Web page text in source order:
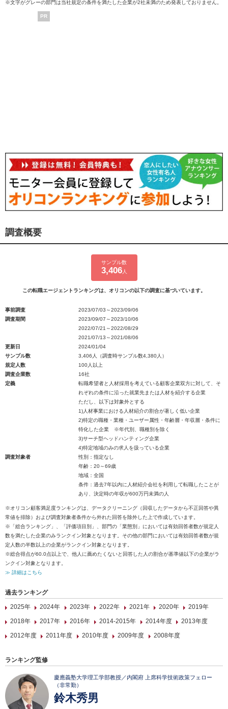
※文字がグレーの部門は当社規定の条件を満たした企業が2社未満のため発表しておりません。
PR
調査概要
サンプル数
3,406人
この転職エージェントランキングは、オリコンの以下の調査に基づいています。
事前調査
2023/07/03～2023/09/06
調査期間
2023/09/07～2023/10/06
2022/07/21～2022/08/29
2021/07/13～2021/08/06
更新日
2024/01/04
サンプル数
3,406人（調査時サンプル数4,380人）
規定人数
100人以上
調査企業数
16社
定義
転職希望者と人材採用を考えている顧客企業双方に対して、そ
れぞれの条件に沿った就業先または人材を紹介する企業
ただし、以下は対象外とする
1)人材事業における人材紹介の割合が著しく低い企業
2)特定の職種・業種・ユーザー属性・年齢層・年収層・条件に
特化した企業 ※年代別、職種別を除く
3)サーチ型ヘッドハンティング企業
4)特定地域のみの求人を扱っている企業
調査対象者
性別：指定なし
年齢：20～69歳
地域：全国
条件：過去7年以内に人材紹介会社を利用して転職したことが
あり、決定時の年収が600万円未満の人
※オリコン顧客満足度ランキングは、データクリーニング（回収したデータから不正回答や異
常値を排除）および調査対象者条件から外れた回答を除外した上で作成しています。
※「総合ランキング」、「評価項目別」、部門の「業態別」においては有効回答者数が規定人
数を満たした企業のみランクイン対象となります。その他の部門においては有効回答者数が規
定人数の半数以上の企業がランクイン対象となります。
※総合得点が60.0点以上で、他人に薦めたくないと回答した人の割合が基準値以下の企業がラ
ンクイン対象となります。
≫ 詳細はこちら
過去ランキング
2025年
2024年 2023年 2022年 2021年 2020年
2019年
2018年
2017年 2016年 2014-2015年 2014年度
2013年度
2012年度
2011年度 2010年度 2009年度 2008年度
ランキング監修
慶應義塾大学理工学部教授／内閣府 上席科学技術政策フェロー
（非常勤）
鈴木秀男